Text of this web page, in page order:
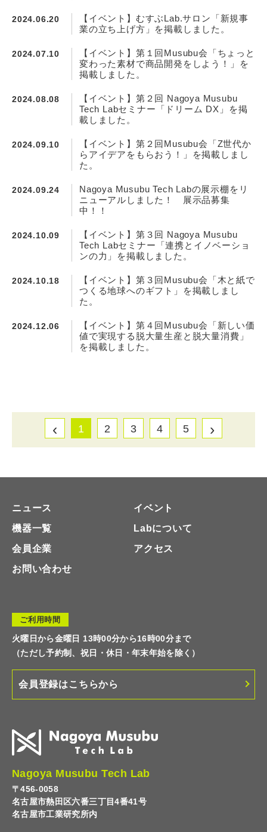
2024.06.20
【イベント】むすぶLab.サロン「新規事
業の立ち上げ方」を掲載しました。
2024.07.10
【イベント】第１回Musubu会「ちょっと
変わった素材で商品開発をしよう！」を
掲載しました。
2024.08.08
【イベント】第２回 Nagoya Musubu
Tech Labセミナー「ドリーム DX」を掲
載しました。
2024.09.10
【イベント】第２回Musubu会「Z世代か
らアイデアをもらおう！」を掲載しまし
た。
2024.09.24
Nagoya Musubu Tech Labの展示棚をリ
ニューアルしました！ 展示品募集
中！！
2024.10.09
【イベント】第３回 Nagoya Musubu
Tech Labセミナー「連携とイノベーショ
ンの力」を掲載しました。
2024.10.18
【イベント】第３回Musubu会「木と紙で
つくる地球へのギフト」を掲載しまし
た。
2024.12.06
【イベント】第４回Musubu会「新しい価
値で実現する脱大量生産と脱大量消費」
を掲載しました。
‹ 1 2 3 4 5 ›
Nagoya Musubu Tech Lab
〒456-0058
名古屋市熱田区六番三丁目4番41号
名古屋市工業研究所内
ご利用時間
火曜日から金曜日 13時00分から16時00分まで
（ただし予約制、祝日・休日・年末年始を除く）
会員登録はこちらから
ニュース
イベント
機器一覧
Labについて
会員企業
アクセス
お問い合わせ